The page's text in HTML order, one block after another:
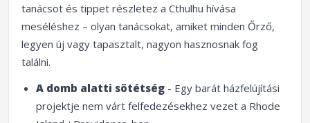
tanácsot és tippet részletez a Cthulhu hívása
meséléshez – olyan tanácsokat, amiket minden Őrző,
legyen új vagy tapasztalt, nagyon hasznosnak fog
találni.
A domb alatti sötétség - Egy barát házfelújítási
projektje nem várt felfedezésekhez vezet a Rhode